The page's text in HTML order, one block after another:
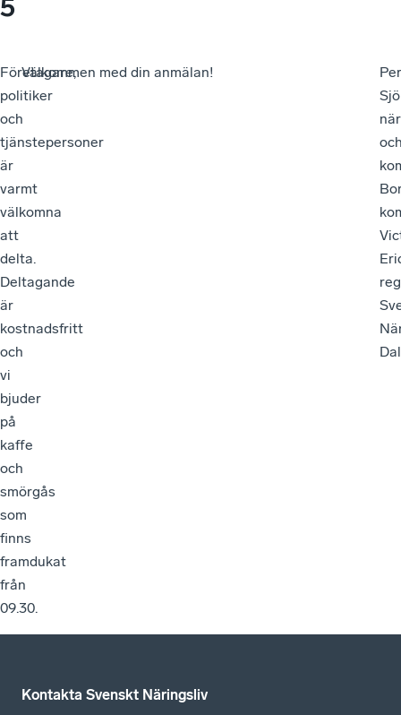
5
Företagare,
politiker
och
tjänstepersoner
är
varmt
välkomna
att
delta.
Deltagande
är
kostnadsfritt
och
vi
bjuder
på
kaffe
och
smörgås
som
finns
framdukat
från
09.30.
Välkommen med din anmälan!
Per
Kontakta Svenskt Näringsliv